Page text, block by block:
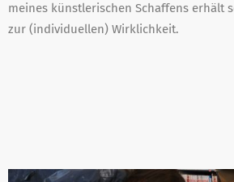
meines künstlerischen Schaffens erhält
zur (individuellen) Wirklichkeit.